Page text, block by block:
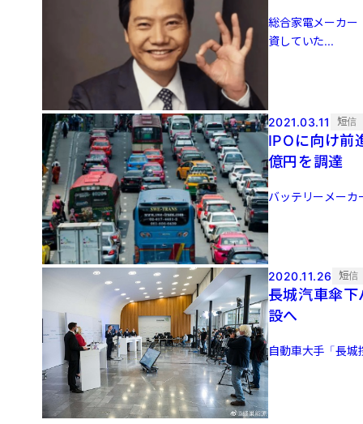
総合家電メーカー
資していた...
2021.03.11 短信
IPOに向け前
億円を調達
バッテリーメー
2020.11.26 短信
長城汽車傘
設へ
自動車大手「長城